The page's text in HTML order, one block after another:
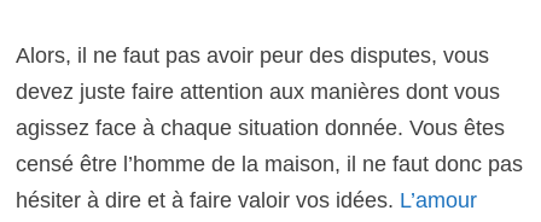
Alors, il ne faut pas avoir peur des disputes, vous
devez juste faire attention aux manières dont vous
agissez face à chaque situation donnée. Vous êtes
censé être l’homme de la maison, il ne faut donc pas
hésiter à dire et à faire valoir vos idées. L’amour